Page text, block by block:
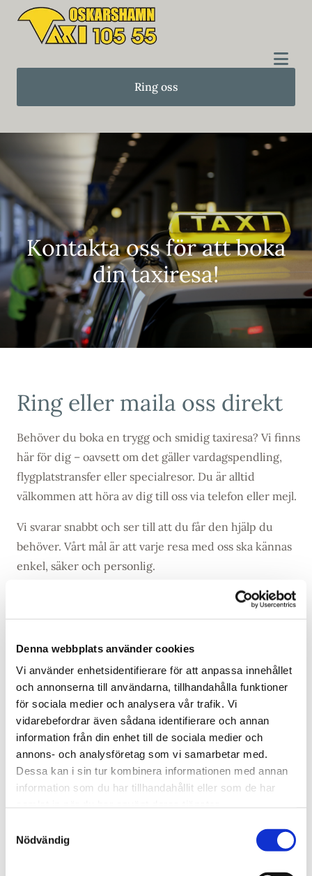
Denna webbplats använder cookies
Vi använder enhetsidentifierare för att anpassa innehållet
och annonserna till användarna, tillhandahålla funktioner
för sociala medier och analysera vår trafik. Vi
vidarebefordrar även sådana identifierare och annan
information från din enhet till de sociala medier och
annons- och analysföretag som vi samarbetar med.
Dessa kan i sin tur kombinera informationen med annan
information som du har tillhandahållit eller som de har
Nödvändig
Ring oss
Kontakta oss för att boka
din taxiresa!
Ring eller maila oss direkt
Behöver du boka en trygg och smidig taxiresa? Vi finns
här för dig – oavsett om det gäller vardagspendling,
flygplatstransfer eller specialresor. Du är alltid
välkommen att höra av dig till oss via telefon eller mejl.
Vi svarar snabbt och ser till att du får den hjälp du
behöver. Vårt mål är att varje resa med oss ska kännas
enkel, säker och personlig.
Tveka inte att ta kontakt – vi kör när du behöver oss!
Oskarshamns Taxi AB
Dammgatan 16
572 30 Oskarshamn
 0491-105 55